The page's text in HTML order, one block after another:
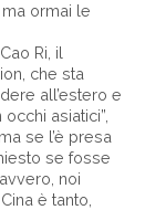
ormai le
Ri, il
che sta
all’estero e
asiatici”,
se l’è presa
se fosse
noi
è tanto,